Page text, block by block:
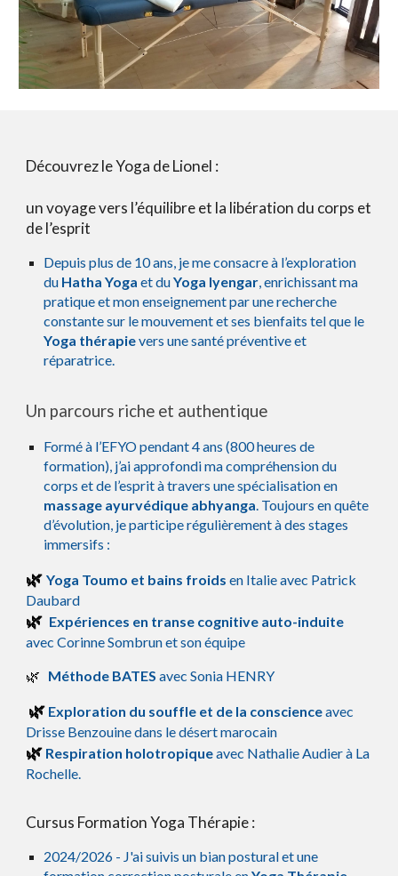
Découvrez le Yoga de Lionel :
un voyage vers l’équilibre et la libération du corps et
de l’esprit
Depuis plus de 10 ans, je me consacre à l’exploration
du Hatha Yoga et duYoga Iyengar , enrichissant ma
pratique et mon enseignement par une recherche
constante sur le mouvement et ses bienfaits tel que le
Yoga thérapievers une santé préventive et
réparatrice.
Un parcours riche et authentique
Formé à l’EFYO pendant 4 ans (800 heures de
formation), j’ai approfondi ma compréhension du
corps et de l’esprit à travers une spécialisation en
massage ayurvédique abhyanga. Toujours en quête
d’évolution, je participe régulièrement à des stages
immersifs :
🌿 Yoga Toumo et bains froids en Italie avec Patrick
Daubard
🌿 Expériences en transe cognitive auto-induite
avec Corinne Sombrun et son équipe
🌿 Méthode BATES avec Sonia HENRY
🌿 Exploration du souffle et de la conscienceavec
Drisse Benzouine dans le désert marocain
🌿 Respiration holotropiqueavec Nathalie Audier à La
Rochelle.
Cursus FormationYoga Thérapie :
2024/2026 - J'ai suivis un bian postural et une